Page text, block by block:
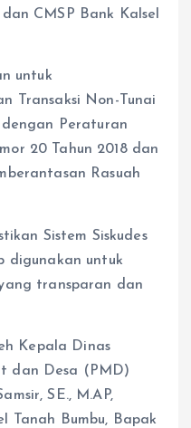
CMSP Bank Kalsel
untuk
Transaksi Non-Tunai
Peraturan
20 Tahun 2018 dan
Rasuah
Sistem Siskudes
digunakan untuk
transparan dan
Kepala Dinas
dan Desa (PMD)
SE., M.AP,
Tanah Bumbu, Bapak